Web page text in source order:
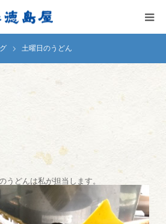
土曜日のうどん
うどんは私が担当します。